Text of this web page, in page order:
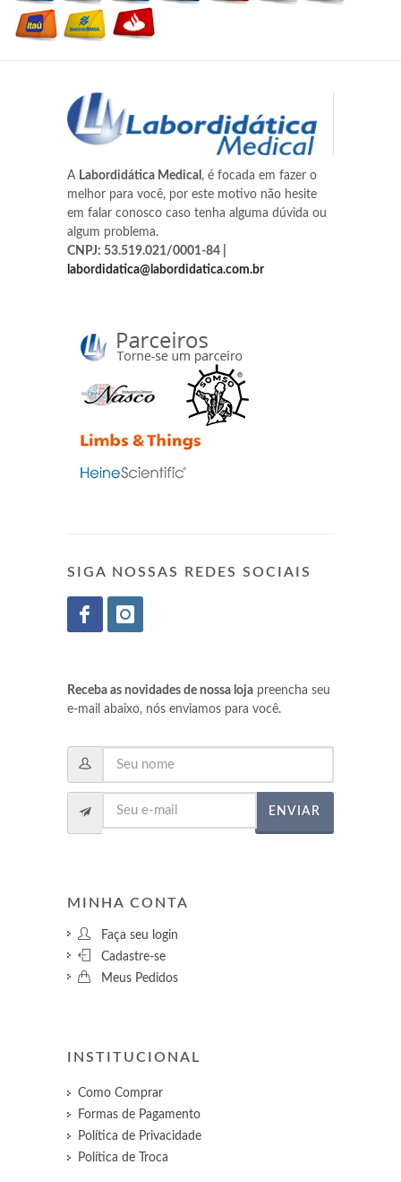
A Labordidática Medical , é focada em fazer o
melhor para você, por este motivo não hesite
em falar conosco caso tenha alguma dúvida ou
algum problema.
CNPJ: 53.519.021/0001-84 |
labordidatica@labordidatica.com.br
SIGA NOSSAS REDES SOCIAIS
Receba as novidades de nossa lojapreencha seu
e-mail abaixo, nós enviamos para você.
ENVIAR
MINHA CONTA
Faça seu login
Cadastre-se
Meus Pedidos
INSTITUCIONAL
Como Comprar
Formas de Pagamento
Política de Privacidade
Política de Troca